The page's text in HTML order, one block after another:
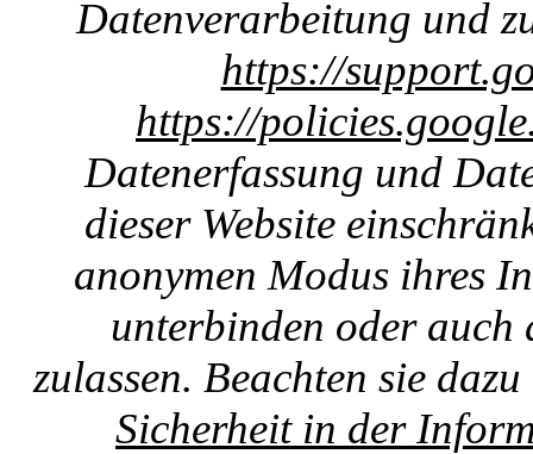
Datenverarbeitung und
https://
https://
Datenerfassung und
dieser Website
anonymen Modus ihres
unterbinden oder auch
zulassen. Beachten sie
Sicherheit in der